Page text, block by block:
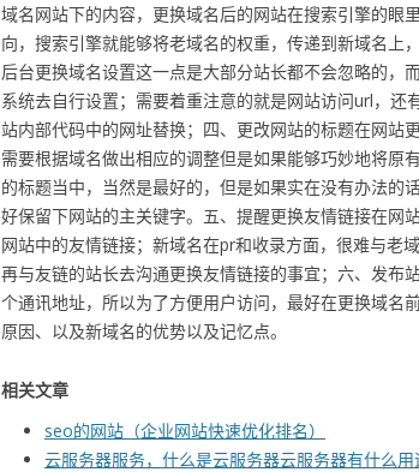
域名网站下的内容，更换域名后的网站在搜索引擎的眼
向，搜索引擎就能够将老域名的权重，传递到新域名上
后台更换域名设置这一点是大部分站长都不会忽略的，
系统去自行设置；需要着重注意的就是网站访问url，
站内部代码中的网址替换；四、更改网站的标题在网站
需要根据域名做出相应的调整但是如果能够巧妙地将原
的标题当中，当然是最好的，但是如果实在没有办法的
好保留下网站的主关键字。五、提醒更换友情链接在网
网站中的友情链接；新域名在pr和收录方面，很难与老
再与友链的站长去沟通更换友情链接的事宜；六、发布
个通讯地址，所以为了方便用户访问，最好在更换域名
原因、以及新域名的优势以及记忆点。
相关文章
seo的网站（企业网站快速优化排名）
云服务器服务，什么是云服务器云服务器有什么